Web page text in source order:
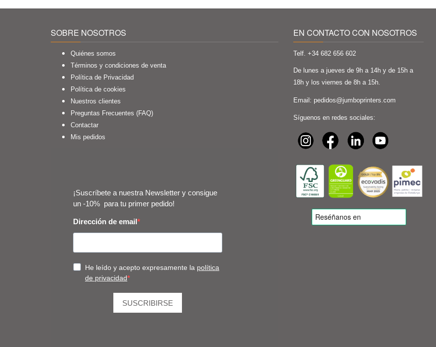
SOBRE NOSOTROS
Quiénes somos
Términos y condiciones de venta
Política de Privacidad
Política de cookies
Nuestros clientes
Preguntas Frecuentes (FAQ)
Contactar
Mis pedidos
EN CONTACTO CON NOSOTROS
Telf. +34 682 656 602
De lunes a jueves de 9h a 14h y de 15h a
18h y los viernes de 8h a 15h.
Email: pedidos@jumboprinters.com
Síguenos en redes sociales: